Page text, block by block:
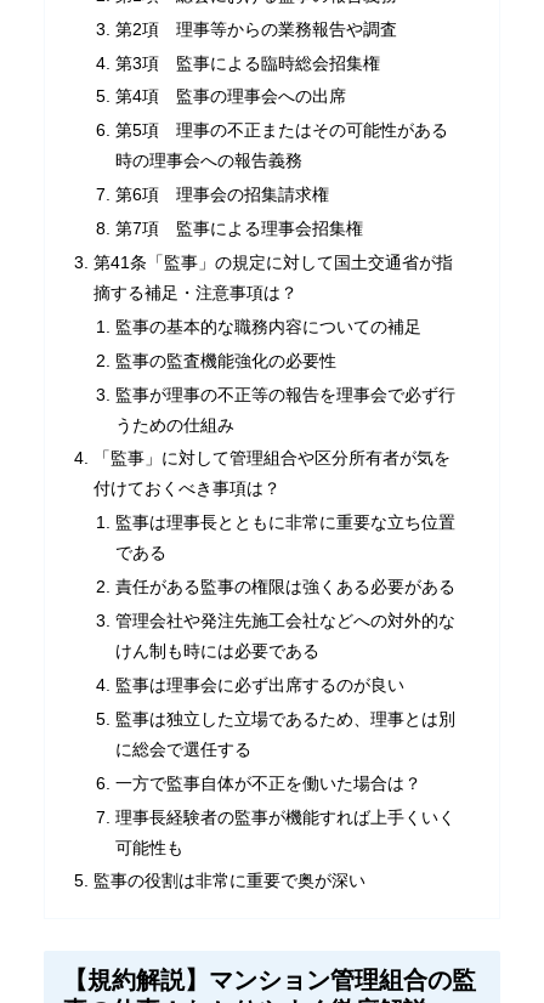
第2項 理事等からの業務報告や調査
第3項 監事による臨時総会招集権
第4項 監事の理事会への出席
第5項 理事の不正またはその可能性がある
時の理事会への報告義務
第6項 理事会の招集請求権
第7項 監事による理事会招集権
第41条「監事」の規定に対して国土交通省が指
摘する補足・注意事項は？
監事の基本的な職務内容についての補足
監事の監査機能強化の必要性
監事が理事の不正等の報告を理事会で必ず行
うための仕組み
「監事」に対して管理組合や区分所有者が気を
付けておくべき事項は？
監事は理事長とともに非常に重要な立ち位置
である
責任がある監事の権限は強くある必要がある
管理会社や発注先施工会社などへの対外的な
けん制も時には必要である
監事は理事会に必ず出席するのが良い
監事は独立した立場であるため、理事とは別
に総会で選任する
一方で監事自体が不正を働いた場合は？
理事長経験者の監事が機能すれば上手くいく
可能性も
監事の役割は非常に重要で奥が深い
【規約解説】マンション管理組合の監